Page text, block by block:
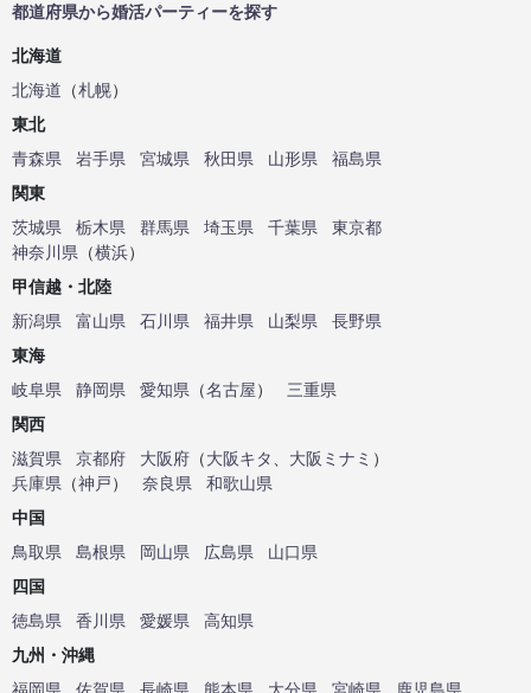
都道府県から婚活パーティーを探す
北海道
北海道 （札幌）
東北
青森県
岩手県 宮城県 秋田県 山形県
福島県
関東
茨城県
栃木県 群馬県 埼玉県 千葉県
東京都
神奈川県 （横浜）
甲信越・北陸
新潟県
富山県 石川県 福井県 山梨県
長野県
東海
岐阜県
静岡県 愛知県 （名古屋）
三重県
関西
滋賀県
京都府 大阪府 （大阪キタ 大阪ミナミ ）
兵庫県 （神戸） 奈良県
和歌山県
中国
鳥取県
島根県 岡山県 広島県
山口県
四国
徳島県
香川県 愛媛県
高知県
九州・沖縄
福岡県
佐賀県 長崎県 熊本県 大分県 宮崎県 鹿児島県